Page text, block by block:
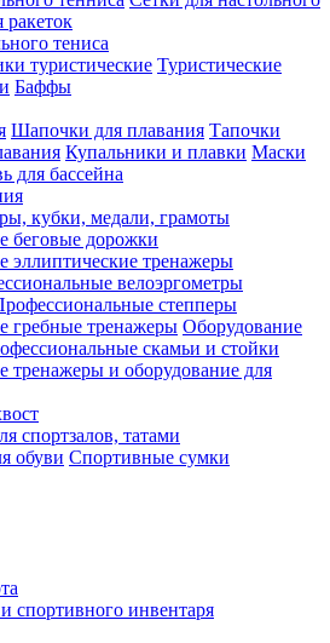
ракеток
тениса
туристические Туристические
Баффы
Шапочки для плавания Тапочки
Купальники и плавки Маски
для бассейна
кубки, медали, грамоты
беговые дорожки
эллиптические тренажеры
велоэргометры
cтепперы
гребные тренажеры Оборудование
скамьи и стойки
тренажеры и оборудование для
спортзалов, татами
обуви Спортивные сумки
спортивного инвентаря